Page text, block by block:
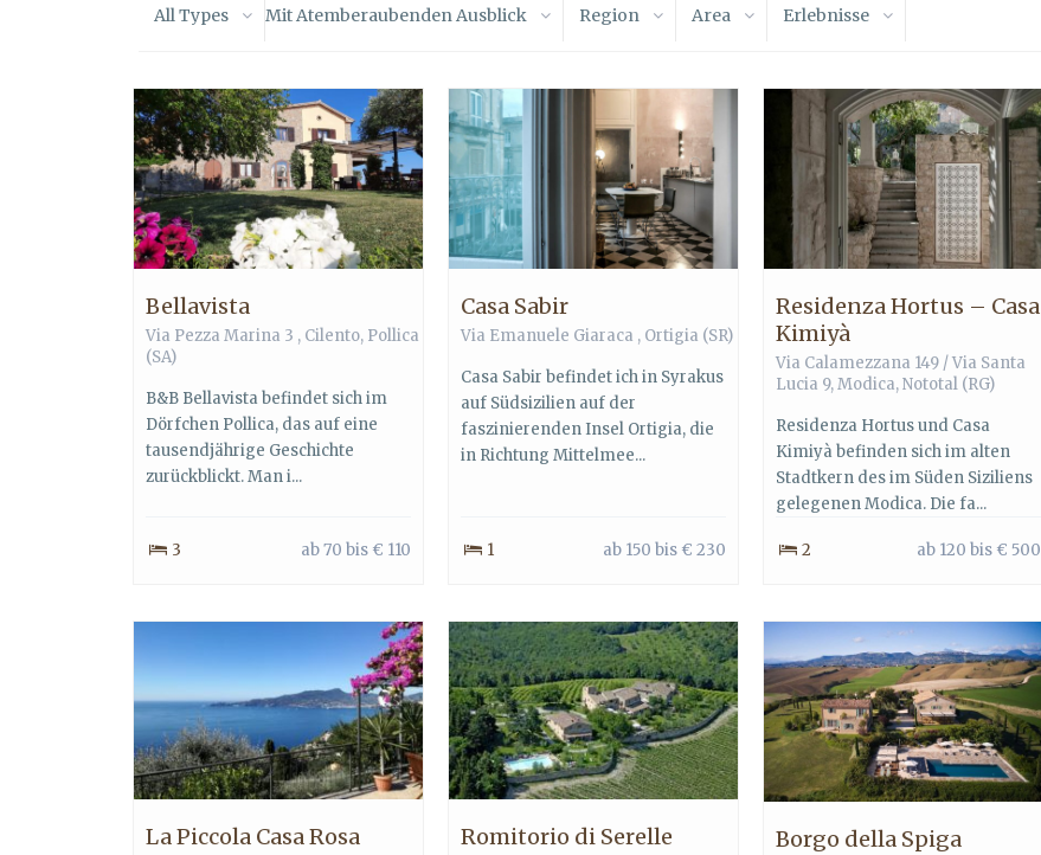
All Types Mit Atemberaubenden Ausblick Region Area Erlebnisse
Bellavista
Via Pezza Marina 3 , Cilento, Pollica
(SA)
B&B Bellavista befindet sich im
Dörfchen Pollica, das auf eine
tausendjährige Geschichte
zurückblickt. Man i...
3 ab 70 bis € 110
Casa Sabir
Via Emanuele Giaraca , Ortigia (SR)
Casa Sabir befindet ich in Syrakus
auf Südsizilien auf der
faszinierenden Insel Ortigia, die
in Richtung Mittelmee...
1 ab 150 bis € 230
Residenza Hortus – Casa
Kimiyà
Via Calamezzana 149 / Via Santa
Lucia 9,Modica,Nototal(RG)
Residenza Hortus und Casa
Kimiyà befinden sich im alten
Stadtkern des im Süden Siziliens
gelegenen Modica. Die fa...
2 ab 120 bis € 500
La Piccola Casa Rosa Romitorio di Serelle Borgo della Spiga